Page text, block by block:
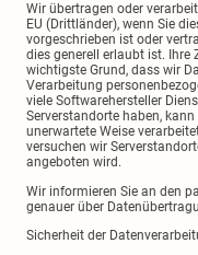
Wir übertragen oder
EU (Drittländer), wenn Sie
vorgeschrieben ist oder
dies generell erlaubt ist.
wichtigste Grund, dass wir
Verarbeitung
viele Softwarehersteller
Serverstandorte haben,
unerwartete Weise
versuchen wir
angeboten wird.
Wir informieren Sie an den
genauer über
Sicherheit der